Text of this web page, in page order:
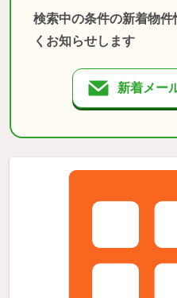
検索中の条件の新着物件
くお知らせします
新着メー